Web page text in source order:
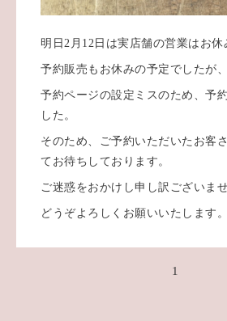
明日2月12日は実店舗の営業はお休
予約販売もお休みの予定でしたが、
予約ページの設定ミスのため、予
した。
そのため、ご予約いただいたお客
てお待ちしております。
ご迷惑をおかけし申し訳ございませ
どうぞよろしくお願いいたします。
1